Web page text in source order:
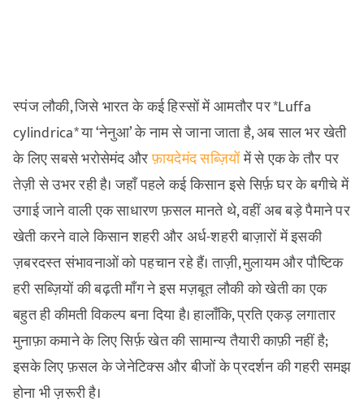
स्पंज लौकी, जिसे भारत के कई हिस्सों में आमतौर पर *Luffa
cylindrica* या ‘नेनुआ’ के नाम से जाना जाता है, अब साल भर खेती
के लिए सबसे भरोसेमंद औरफ़ायदेमंद सब्ज़ियोंमें से एक के तौर पर
तेज़ी से उभर रही है। जहाँ पहले कई किसान इसे सिर्फ़ घर के बगीचे में
उगाई जाने वाली एक साधारण फ़सल मानते थे, वहीं अब बड़े पैमाने पर
खेती करने वाले किसान शहरी और अर्ध-शहरी बाज़ारों में इसकी
ज़बरदस्त संभावनाओं को पहचान रहे हैं। ताज़ी, मुलायम और पौष्टिक
हरी सब्ज़ियों की बढ़ती माँग ने इस मज़बूत लौकी को खेती का एक
बहुत ही कीमती विकल्प बना दिया है। हालाँकि, प्रति एकड़ लगातार
मुनाफ़ा कमाने के लिए सिर्फ़ खेत की सामान्य तैयारी काफ़ी नहीं है;
इसके लिए फ़सल के जेनेटिक्स और बीजों के प्रदर्शन की गहरी समझ
होना भी ज़रूरी है।